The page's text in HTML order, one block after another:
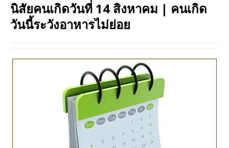
นิสัยคนเกิดวันที่ 14 สิงหาคม | คนเกิด
วันนี้ระวังอาหารไม่ย่อย